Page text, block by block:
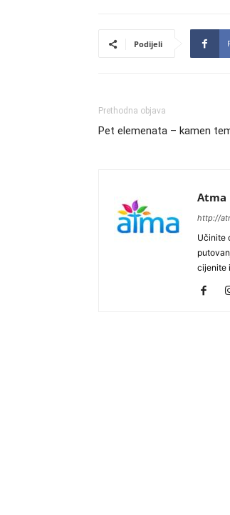
Podijeli
Prethodna objava
Pet elemenata – kamen
Atma
http://
Učinite
cijenite